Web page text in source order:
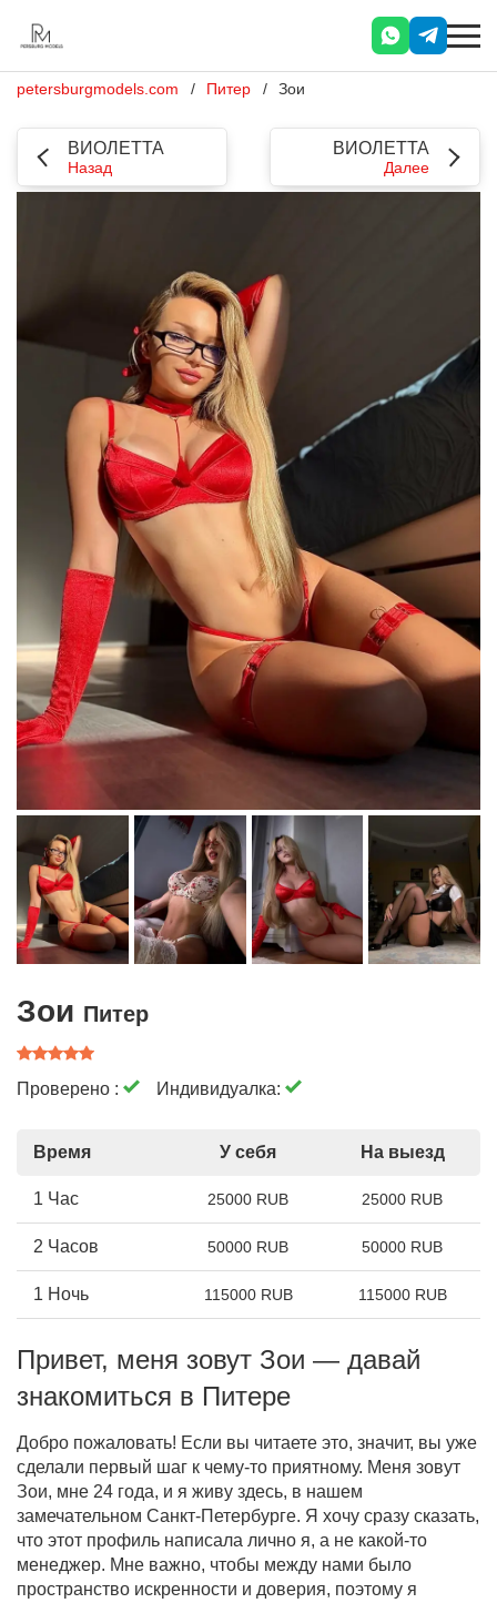
petersburgmodels.com Питер Зои
ВИОЛЕТТА
Назад
ВИОЛЕТТА
Далее
Зои Питер
Проверено : Индивидуалка:
Время У себя На выезд
1 Час 25000 RUB 25000 RUB
2 Часов 50000 RUB 50000 RUB
1 Ночь 115000 RUB 115000 RUB
Привет, меня зовут Зои — давай
знакомиться в Питере
Добро пожаловать! Если вы читаете это, значит, вы уже
сделали первый шаг к чему-то приятному. Меня зовут
Зои, мне 24 года, и я живу здесь, в нашем
замечательном Санкт-Петербурге. Я хочу сразу сказать,
что этот профиль написала лично я, а не какой-то
менеджер. Мне важно, чтобы между нами было
пространство искренности и доверия, поэтому я